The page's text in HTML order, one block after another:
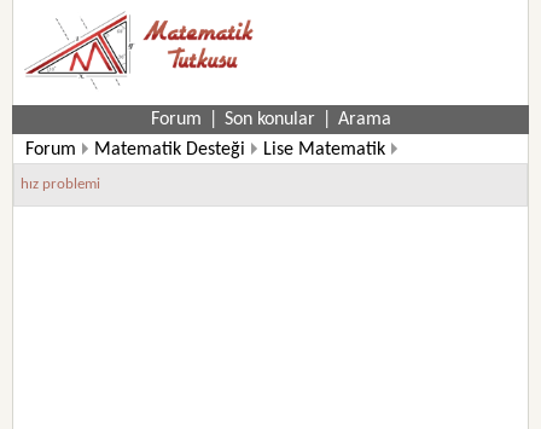
Forum Son konular
Arama
Forum
Matematik Desteği
Lise Matematik
9. Sınıf Matematik Soruları
hız problemi